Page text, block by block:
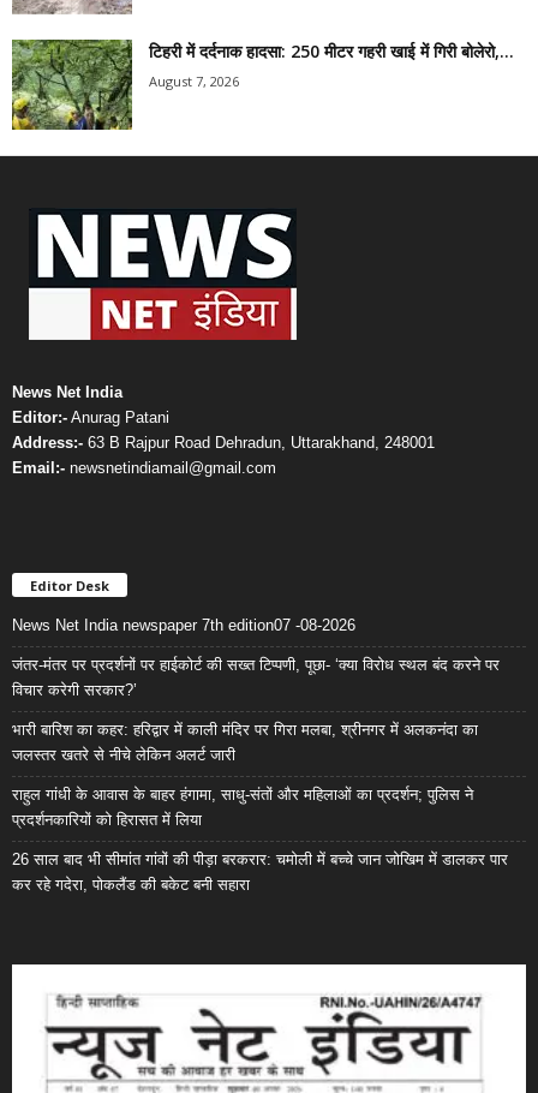
टिहरी में दर्दनाक हादसा: 250 मीटर गहरी खाई में गिरी बोलेरो,...
August 7, 2026
News Net India
Editor:- Anurag Patani
Address:- 63 B Rajpur Road Dehradun, Uttarakhand, 248001
Email:- newsnetindiamail@gmail.com
Editor Desk
News Net India newspaper 7th edition07 -08-2026
जंतर-मंतर पर प्रदर्शनों पर हाईकोर्ट की सख्त टिप्पणी, पूछा- ‘क्या विरोध स्थल बंद करने पर
विचार करेगी सरकार?’
भारी बारिश का कहर: हरिद्वार में काली मंदिर पर गिरा मलबा, श्रीनगर में अलकनंदा का
जलस्तर खतरे से नीचे लेकिन अलर्ट जारी
राहुल गांधी के आवास के बाहर हंगामा, साधु-संतों और महिलाओं का प्रदर्शन; पुलिस ने
प्रदर्शनकारियों को हिरासत में लिया
26 साल बाद भी सीमांत गांवों की पीड़ा बरकरार: चमोली में बच्चे जान जोखिम में डालकर पार
कर रहे गदेरा, पोकलैंड की बकेट बनी सहारा